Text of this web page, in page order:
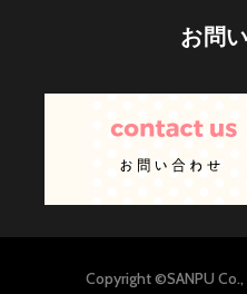
お問
Copyright ©SANPU Co.,